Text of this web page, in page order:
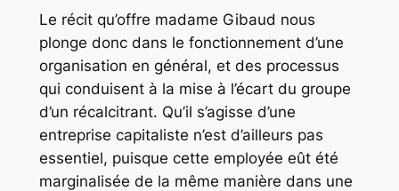
Le récit qu’offre madame Gibaud nous
plonge donc dans le fonctionnement d’une
organisation en général, et des processus
qui conduisent à la mise à l’écart du groupe
d’un récalcitrant. Qu’il s’agisse d’une
entreprise capitaliste n’est d’ailleurs pas
essentiel, puisque cette employée eût été
marginalisée de la même manière dans une